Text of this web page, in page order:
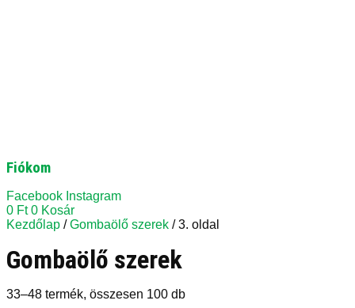
Fiókom
Facebook Instagram
0 Ft 0 Kosár
Kezdőlap /Gombaölő szerek / 3. oldal
Gombaölő szerek
33–48 termék, összesen 100 db